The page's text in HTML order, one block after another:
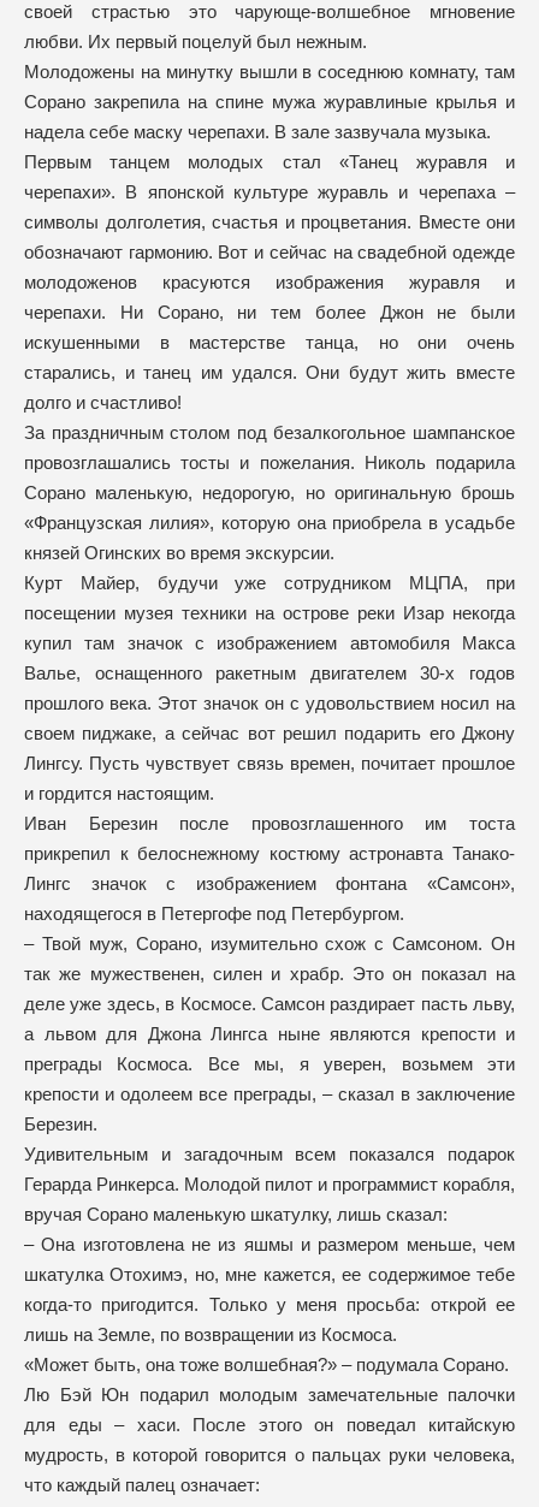
своей страстью это чарующе-волшебное мгновение
любви. Их первый поцелуй был нежным.
Молодожены на минутку вышли в соседнюю комнату, там
Сорано закрепила на спине мужа журавлиные крылья и
надела себе маску черепахи. В зале зазвучала музыка.
Первым танцем молодых стал «Танец журавля и
черепахи». В японской культуре журавль и черепаха –
символы долголетия, счастья и процветания. Вместе они
обозначают гармонию. Вот и сейчас на свадебной одежде
молодоженов красуются изображения журавля и
черепахи. Ни Сорано, ни тем более Джон не были
искушенными в мастерстве танца, но они очень
старались, и танец им удался. Они будут жить вместе
долго и счастливо!
За праздничным столом под безалкогольное шампанское
провозглашались тосты и пожелания. Николь подарила
Сорано маленькую, недорогую, но оригинальную брошь
«Французская лилия», которую она приобрела в усадьбе
князей Огинских во время экскурсии.
Курт Майер, будучи уже сотрудником МЦПА, при
посещении музея техники на острове реки Изар некогда
купил там значок с изображением автомобиля Макса
Валье, оснащенного ракетным двигателем 30-х годов
прошлого века. Этот значок он с удовольствием носил на
своем пиджаке, а сейчас вот решил подарить его Джону
Лингсу. Пусть чувствует связь времен, почитает прошлое
и гордится настоящим.
Иван Березин после провозглашенного им тоста
прикрепил к белоснежному костюму астронавта Танако-
Лингс значок с изображением фонтана «Самсон»,
находящегося в Петергофе под Петербургом.
– Твой муж, Сорано, изумительно схож с Самсоном. Он
так же мужественен, силен и храбр. Это он показал на
деле уже здесь, в Космосе. Самсон раздирает пасть льву,
а львом для Джона Лингса ныне являются крепости и
преграды Космоса. Все мы, я уверен, возьмем эти
крепости и одолеем все преграды, – сказал в заключение
Березин.
Удивительным и загадочным всем показался подарок
Герарда Ринкерса. Молодой пилот и программист корабля,
вручая Сорано маленькую шкатулку, лишь сказал:
– Она изготовлена не из яшмы и размером меньше, чем
шкатулка Отохимэ, но, мне кажется, ее содержимое тебе
когда-то пригодится. Только у меня просьба: открой ее
лишь на Земле, по возвращении из Космоса.
«Может быть, она тоже волшебная?» – подумала Сорано.
Лю Бэй Юн подарил молодым замечательные палочки
для еды – хаси. После этого он поведал китайскую
мудрость, в которой говорится о пальцах руки человека,
что каждый палец означает: